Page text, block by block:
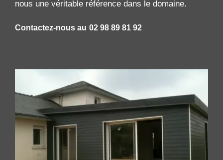
nous une véritable référence dans le domaine.
Contactez-nous au 02 98 89 81 92